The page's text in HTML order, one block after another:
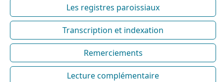
Les registres paroissiaux
Transcription et indexation
Remerciements
Lecture complémentaire